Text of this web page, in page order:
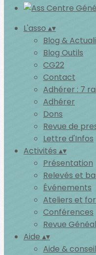
L'asso ▴▾
Blog &
Blog Outils
CG22
Contact
Adhérer : 7
Adhérer
Dons
Revue de
Lettre d'Infos
Activités ▴▾
Présentation
Relevés et
Événements
Ateliers et
Conférences
Revue
Aide ▴▾
Aide &